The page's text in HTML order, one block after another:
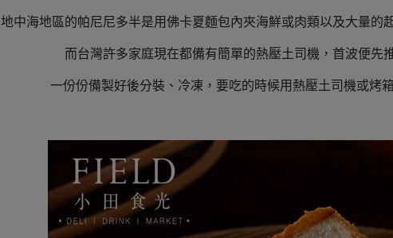
地中海地區的帕尼尼多半是用佛卡夏麵包內夾海鮮或肉類以及大量的
而台灣許多家庭現在都備有簡單的熱壓土司機，首波便先
一份份備製好後分裝、冷凍，要吃的時候用熱壓土司機或烤